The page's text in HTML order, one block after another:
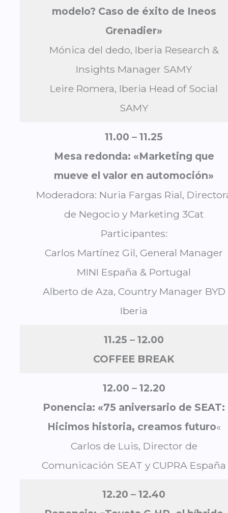
modelo? Caso de éxito de Ineos
Grenadier»
Mónica del dedo, Iberia Research &
Insights Manager SAMY
Leire Romera, Iberia Head of Social
SAMY
11.00 – 11.25
Mesa redonda: «Marketing que
mueve el valor en automoción»
Moderadora: Nuria Fargas Rial,
de Negocio y Marketing 3Cat
Participantes:
Carlos Martínez Gil, General Manager
MINI España & Portugal
Alberto de Aza, Country Manager BYD
Iberia
11.25 – 12.00
COFFEE BREAK
12.00 – 12.20
Ponencia: «75 aniversario de SEAT:
Hicimos historia, creamos futuro«
Carlos de Luis, Director de
Comunicación SEAT y CUPRA España
12.20 – 12.40